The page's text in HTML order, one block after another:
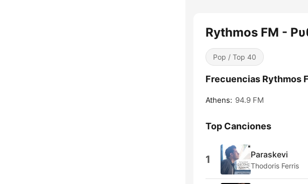
Rythmos FM -
Pop / Top 40
Frecuencias Rythmos
Athens: 94.9 FM
Top Canciones
1 Paraskevi
Thodoris Ferris